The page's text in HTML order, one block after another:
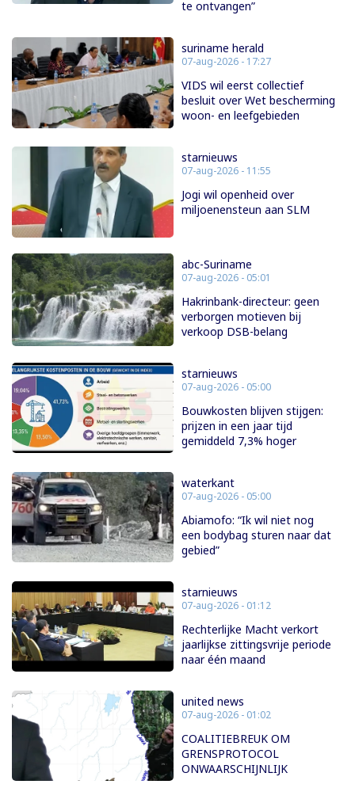
te ontvangen”
suriname herald
07-aug-2026 - 17:27
VIDS wil eerst collectief
besluit over Wet bescherming
woon- en leefgebieden
starnieuws
07-aug-2026 - 11:55
Jogi wil openheid over
miljoenensteun aan SLM
abc-Suriname
07-aug-2026 - 05:01
Hakrinbank-directeur: geen
verborgen motieven bij
verkoop DSB-belang
starnieuws
07-aug-2026 - 05:00
Bouwkosten blijven stijgen:
prijzen in een jaar tijd
gemiddeld 7,3% hoger
waterkant
07-aug-2026 - 05:00
Abiamofo: “Ik wil niet nog
een bodybag sturen naar dat
gebied”
starnieuws
07-aug-2026 - 01:12
Rechterlijke Macht verkort
jaarlijkse zittingsvrije periode
naar één maand
united news
07-aug-2026 - 01:02
COALITIEBREUK OM
GRENSPROTOCOL
ONWAARSCHIJNLIJK